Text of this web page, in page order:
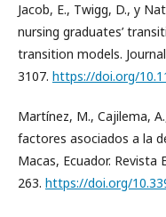
Jacob, E., Twigg, D., y
nursing graduates’
transition models.
3107. https://doi.org/
Martínez, M., Cajilema,
factores asociados a la
Macas, Ecuador. Revista
263. https://doi.org/